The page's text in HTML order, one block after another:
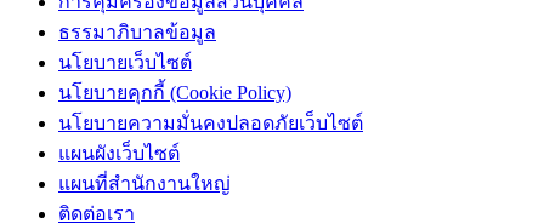
ธรรมาภิบาลข้อมูล
นโยบายเว็บไซต์
นโยบายคุกกี้ (Cookie Policy)
นโยบายความมั่นคงปลอดภัยเว็บไซต์
แผนผังเว็บไซต์
แผนที่สำนักงานใหญ่
ติดต่อเรา